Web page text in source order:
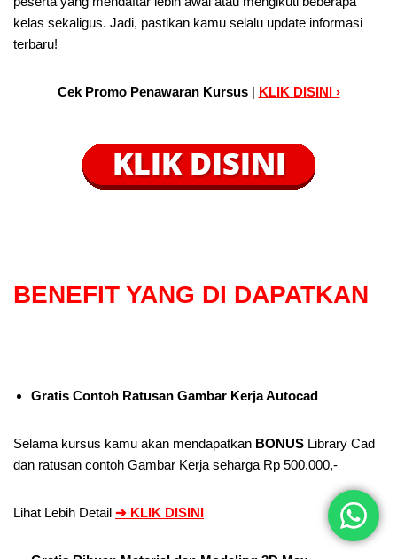
kelas sekaligus. Jadi, pastikan kamu selalu update informasi
terbaru!
Cek Promo Penawaran Kursus | KLIK DISINI ›
BENEFIT YANG DI DAPATKAN
Gratis Contoh Ratusan Gambar Kerja Autocad
Selama kursus kamu akan mendapatkan BONUS Library Cad
dan ratusan contoh Gambar Kerja seharga Rp 500.000,-
Lihat Lebih Detail ➔ KLIK DISINI